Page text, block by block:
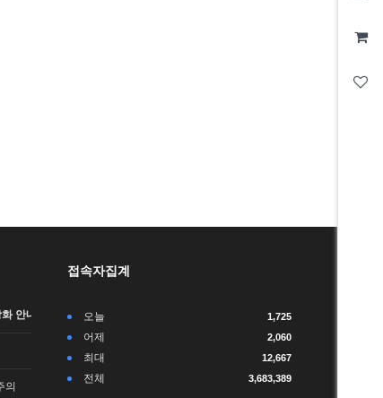
안내 (…
의
접속자집계
오늘 1,725
어제 2,060
최대 12,667
전체 3,683,389